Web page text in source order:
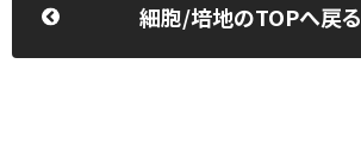
細胞/培地のTOPへ戻る